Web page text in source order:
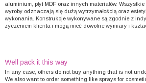
aluminium, płyt MDF oraz innych materiałów.
wyroby odznaczają się dużą wytrzymałością oraz
wykonania. Konstrukcje wykonywane są zgodnie z
życzeniem klienta i mogą mieć dowolne wymiary i
Well pack it this way
In any case, others do not buy anything that is not
We also want to order something like sprays for